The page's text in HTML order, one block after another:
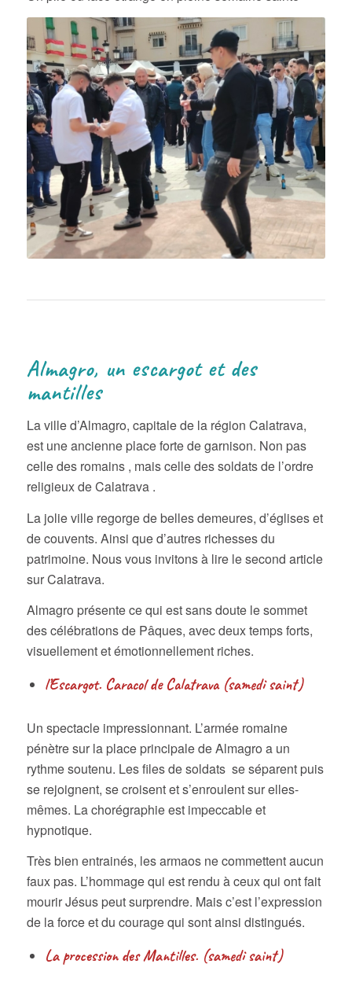
Almagro, un escargot et des
mantilles
La ville d’Almagro, capitale de la région Calatrava,
est une ancienne place forte de garnison. Non pas
celle des romains , mais celle des soldats de l’ordre
religieux de Calatrava .
La jolie ville regorge de belles demeures, d’églises et
de couvents. Ainsi que d’autres richesses du
patrimoine. Nous vous invitons à lire le second article
sur Calatrava.
Almagro présente ce qui est sans doute le sommet
des célébrations de Pâques, avec deux temps forts,
visuellement et émotionnellement riches.
l’Escargot. Caracol de Calatrava (samedi saint)
Un spectacle impressionnant. L’armée romaine
pénètre sur la place principale de Almagro a un
rythme soutenu. Les files de soldats se séparent puis
se rejoignent, se croisent et s’enroulent sur elles-
mêmes. La chorégraphie est impeccable et
hypnotique.
Très bien entrainés, les armaos ne commettent aucun
faux pas. L’hommage qui est rendu à ceux qui ont fait
mourir Jésus peut surprendre. Mais c’est l’expression
de la force et du courage qui sont ainsi distingués.
La procession des Mantilles. (samedi saint)